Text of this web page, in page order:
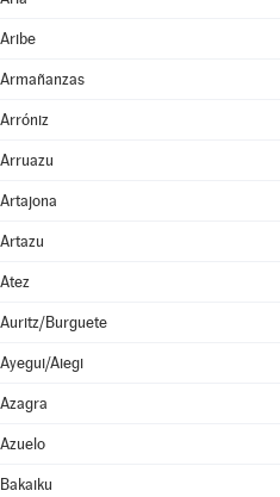
Aribe
Armañanzas
Arróniz
Arruazu
Artajona
Artazu
Atez
Auritz/Burguete
Ayegui/Aiegi
Azagra
Azuelo
Bakaiku